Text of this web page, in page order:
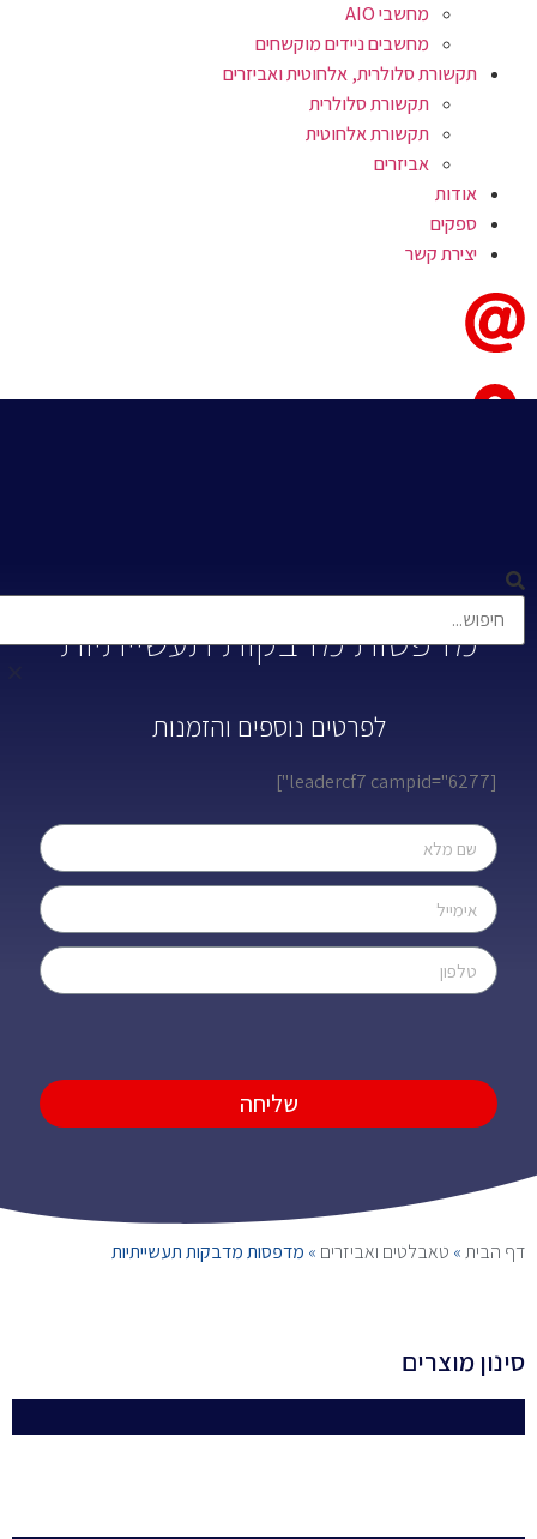
מחשבי AIO
מחשבים ניידים מוקשחים
תקשורת סלולרית, אלחוטית ואביזרים
תקשורת סלולרית
תקשורת אלחוטית
אביזרים
אודות
ספקים
יצירת קשר
מדפסות מדבקות תעשייתיות
לפרטים נוספים והזמנות
[leadercf7 campid="6277"]
שליחה
דף הבית» טאבלטים ואביזרים » מדפסות מדבקות תעשייתיות
סינון מוצרים